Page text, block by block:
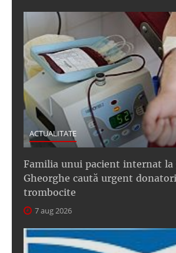
ACTUALITATE
Familia unui pacient internat la
Gheorghe caută urgent
trombocite
7 aug 2026